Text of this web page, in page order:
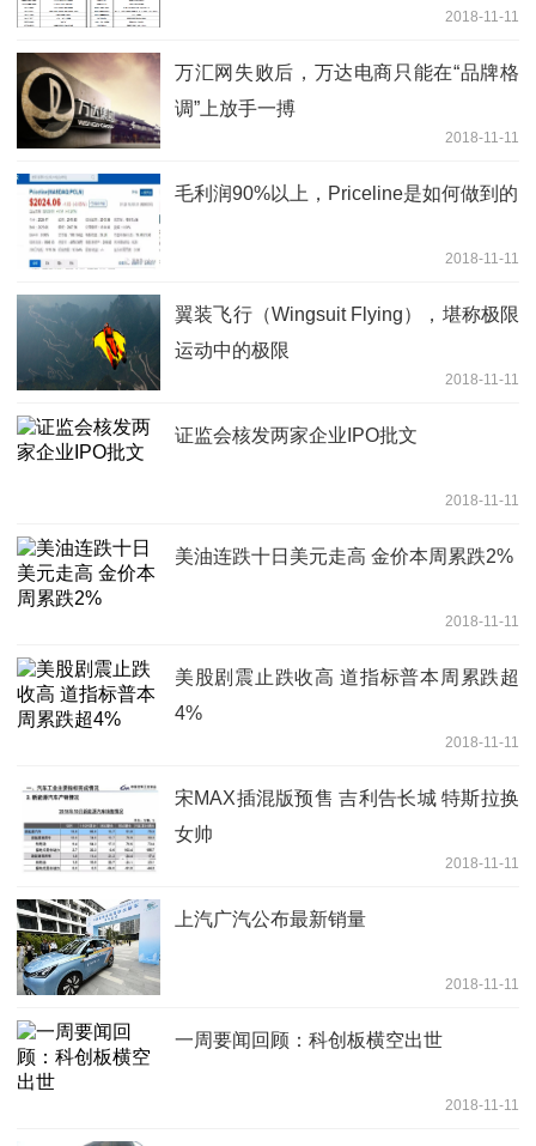
2018-11-11
万汇网失败后，万达电商只能在“品牌格
调”上放手一搏
2018-11-11
毛利润90%以上，Priceline是如何做到的
2018-11-11
翼装飞行（Wingsuit Flying），堪称极限
运动中的极限
2018-11-11
证监会核发两家企业IPO批文
2018-11-11
美油连跌十日美元走高 金价本周累跌2%
2018-11-11
美股剧震止跌收高 道指标普本周累跌超
4%
2018-11-11
宋MAX插混版预售 吉利告长城 特斯拉换
女帅
2018-11-11
上汽广汽公布最新销量
2018-11-11
一周要闻回顾：科创板横空出世
2018-11-11